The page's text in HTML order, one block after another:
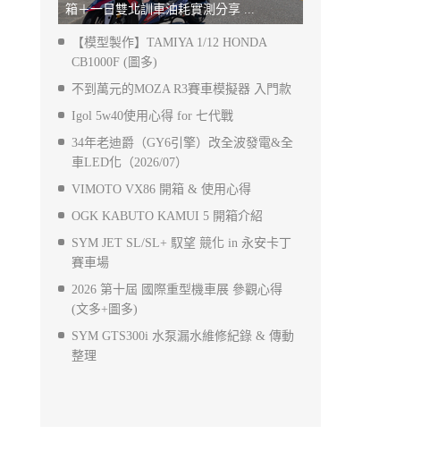
箱＋一日雙北訓車油耗實測分享 ...
【模型製作】TAMIYA 1/12 HONDA
CB1000F (圖多)
不到萬元的MOZA R3賽車模擬器 入門款
Igol 5w40使用心得 for 七代戰
34年老迪爵（GY6引擎）改全波發電&全
車LED化（2026/07）
VIMOTO VX86 開箱 & 使用心得
OGK KABUTO KAMUI 5 開箱介紹
SYM JET SL/SL+ 馭望 競化 in 永安卡丁
賽車場
2026 第十屆 國際重型機車展 參觀心得
(文多+圖多)
SYM GTS300i 水泵漏水維修紀錄 & 傳動
整理